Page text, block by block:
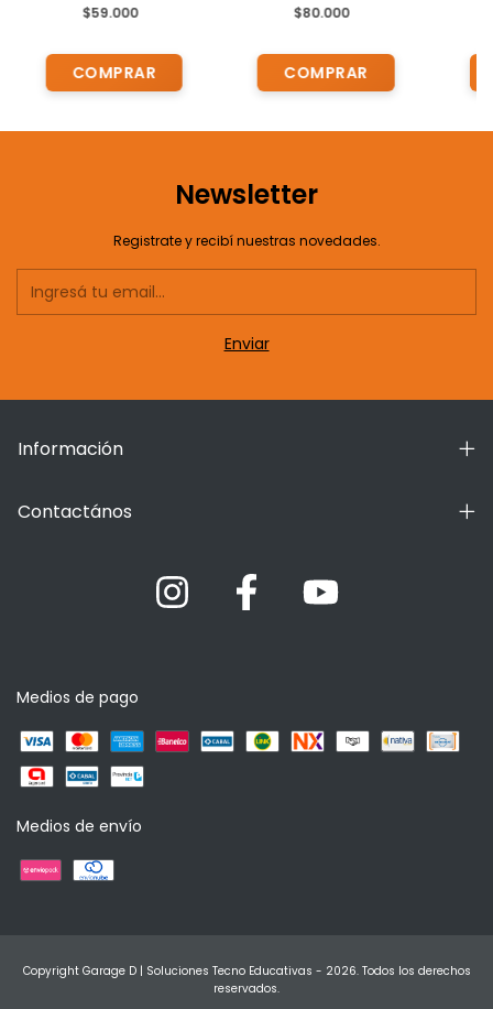
$59.000
$80.000
Newsletter
Registrate y recibí nuestras novedades.
Información
Contactános
Medios de pago
Medios de envío
Copyright Garage D | Soluciones Tecno Educativas - 2026. Todos los derechos
reservados.